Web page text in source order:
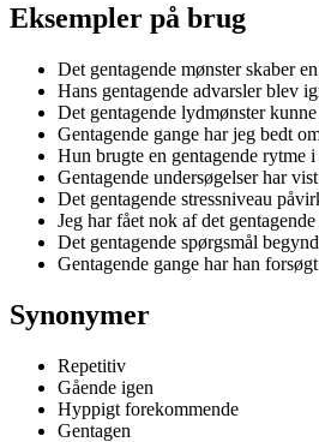
Eksempler på brug
Det gentagende mønster skaber
Hans gentagende advarsler blev
Det gentagende lydmønster
Gentagende gange har jeg bedt
Hun brugte en gentagende rytme i
Gentagende undersøgelser har
Det gentagende stressniveau
Jeg har fået nok af det gentagende
Det gentagende spørgsmål
Gentagende gange har han
Synonymer
Repetitiv
Gående igen
Hyppigt forekommende
Gentagen